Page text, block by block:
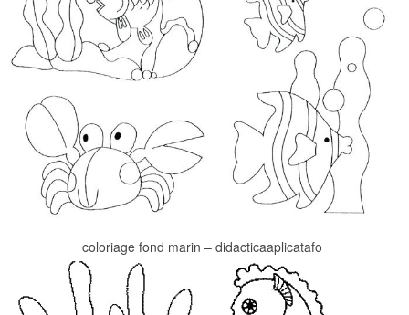
coloriage fond marin – didacticaaplicatafo